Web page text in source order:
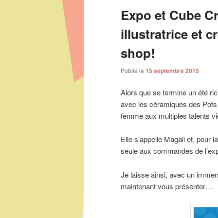
Expo et Cube
illustratrice et
shop!
Publié le 15 septembre 2015
Alors que se termine un été
avec les céramiques des Pots
femme aux multiples talents
Elle s’appelle Magali et, pour
seule aux commandes de
Je laisse ainsi, avec un
maintenant vous présenter…